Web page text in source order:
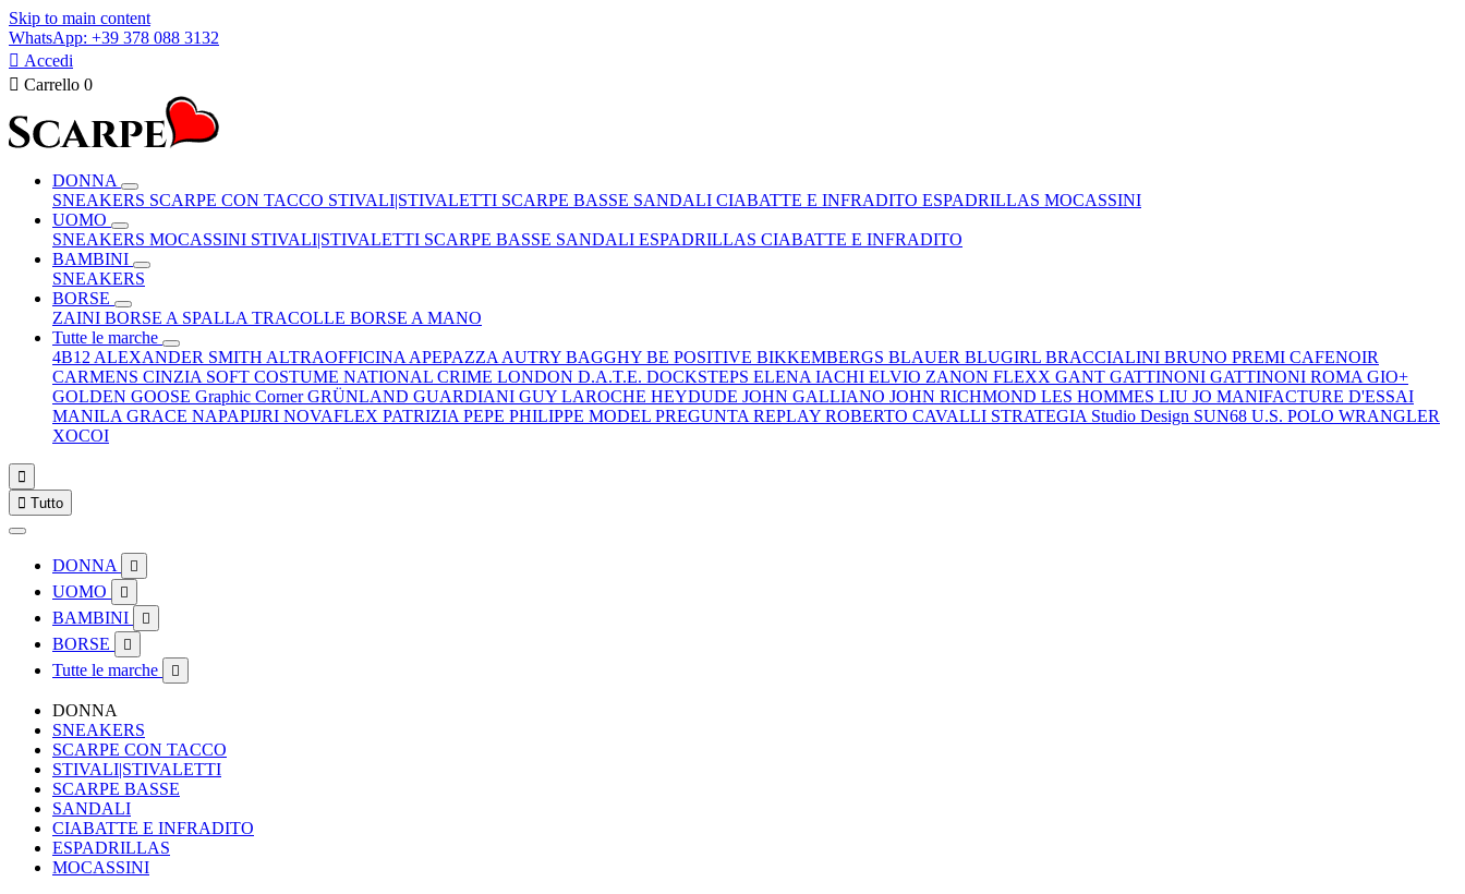
Skip to main content
WhatsApp: +39 378 088 3132
 Accedi
 Carrello 0
DONNA
SNEAKERS SCARPE CON TACCO STIVALI|STIVALETTI SCARPE BASSE SANDALI CIABATTE E INFRADITO ESPADRILLAS MOCASSINI
UOMO
SNEAKERS MOCASSINI STIVALI|STIVALETTI SCARPE BASSE SANDALI ESPADRILLAS CIABATTE E INFRADITO
BAMBINI
SNEAKERS
BORSE
ZAINI BORSE A SPALLA TRACOLLE BORSE A MANO
Tutte le marche
4B12 ALEXANDER SMITH ALTRAOFFICINA APEPAZZA AUTRY BAGGHY BE POSITIVE BIKKEMBERGS BLAUER BLUGIRL BRACCIALINI BRUNO PREMI CAFENOIR
CARMENS CINZIA SOFT COSTUME NATIONAL CRIME LONDON D.A.T.E. DOCKSTEPS ELENA IACHI ELVIO ZANON FLEXX GANT GATTINONI GATTINONI ROMA GIO+
GOLDEN GOOSE Graphic CornerGRÜNLAND GUARDIANI GUY LAROCHE HEYDUDE JOHN GALLIANO JOHN RICHMOND LES HOMMES LIU JO MANIFACTURE D'ESSAI
MANILA GRACE NAPAPIJRI NOVAFLEX PATRIZIA PEPE PHILIPPE MODEL PREGUNTA REPLAY ROBERTO CAVALLI STRATEGIA Studio Design SUN68 U.S. POLO WRANGLER
XOCOI

 Tutto
DONNA 
UOMO 
BAMBINI 
BORSE 
Tutte le marche 
DONNA
SNEAKERS
SCARPE CON TACCO
STIVALI|STIVALETTI
SCARPE BASSE
SANDALI
CIABATTE E INFRADITO
ESPADRILLAS
MOCASSINI